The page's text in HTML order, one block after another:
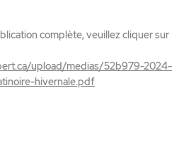
complète, veuillez cliquer sur
upload/medias/52b979-2024-
hivernale.pdf